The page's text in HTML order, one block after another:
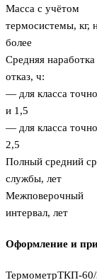
Масса с учётом
термосистемы, кг,
более
Средняя наработка
отказ, ч:
— для класса
и 1,5
— для класса
2,5
Полный средний
службы, лет
Межповерочный
интервал, лет
Оформление и
ТермометрТКП-